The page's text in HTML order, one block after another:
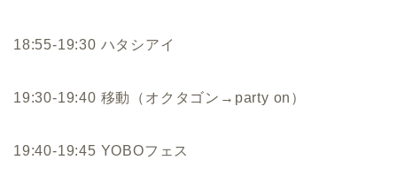
18:55-19:30 ハタシアイ
19:30-19:40 移動（オクタゴン→party on）
19:40-19:45 YOBOフェス